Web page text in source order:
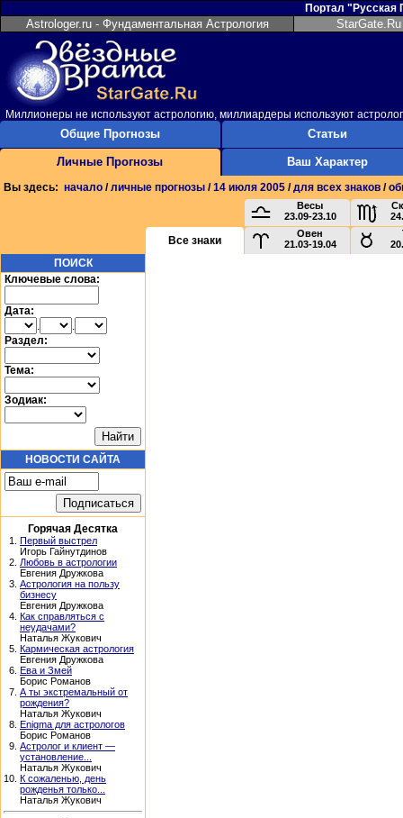
Портал "Русская
Astrologer.ru - Фундаментальная Астрология
Миллионеры не используют астрологию, миллиардеры используют
Общие Прогнозы
Личные Прогнозы
Статьи
Ваш Характер
Вы здесь: начало /личные прогнозы /14 июля 2005 /для всех знаков /
Весы
23.09-23.10
Все знаки
Овен
21.03-19.04
ПОИСК
Ключевые слова:
Дата:
.
.
Раздел:
Тема:
Зодиак:
НОВОСТИ САЙТА
Горячая Десятка
1. Первый выстрел
Игорь Гайнутдинов
2. Любовь в астрологии
Евгения Дружкова
3. Астрология на пользу
бизнесу
Евгения Дружкова
4. Как справляться с
неудачами?
Наталья Жукович
5. Кармическая астрология
Евгения Дружкова
6. Ева и Змей
Борис Романов
7. А ты экстремальный от
рождения?
Наталья Жукович
8. Enigma для астрологов
Борис Романов
9. Астролог и клиент —
установление...
Наталья Жукович
10. К сожаленью, день
рожденья только...
Наталья Жукович